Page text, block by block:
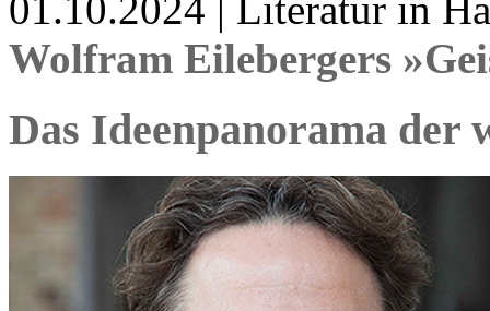
01.10.2024 | Literatur in
Wolfram Eilebergers
Das Ideenpanorama der